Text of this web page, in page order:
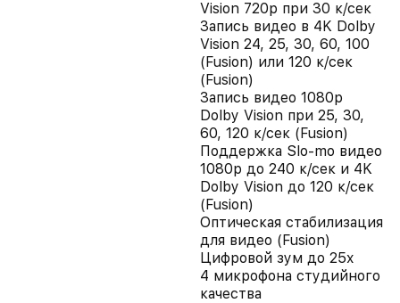
Vision 720p при 30 к/сек
Запись видео в 4K Dolby
Vision 24, 25, 30, 60, 100
(Fusion) или 120 к/сек
(Fusion)
Запись видео 1080p
Dolby Vision при 25, 30,
60, 120 к/сек (Fusion)
Поддержка Slo-mo видео
1080p до 240 к/сек и 4K
Dolby Vision до 120 к/сек
(Fusion)
Оптическая стабилизация
для видео (Fusion)
Цифровой зум до 25x
4 микрофона студийного
качества